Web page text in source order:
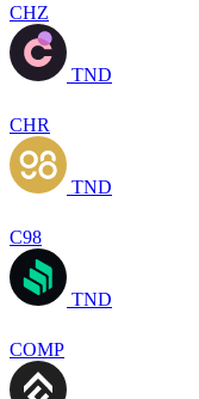
CHZ
TND
CHR
TND
C98
TND
COMP